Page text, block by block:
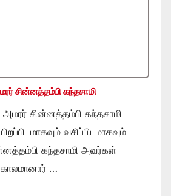
சின்னத்தம்பி கந்தசாமி
சின்னத்தம்பி கந்தசாமி
வசிப்பிடமாகவும்
கந்தசாமி அவர்கள்
காலமானார் …